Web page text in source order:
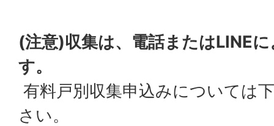
(注意)収集は、電話またはLINE
す。
有料戸別収集申込みについては
さい。